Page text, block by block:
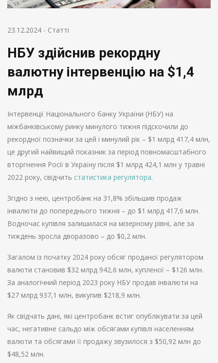
23.12.2024 - Статті
НБУ здійснив рекордну
валютну інтервенцію на $1,4
млрд
Інтервенції Національного банку України (НБУ) на
міжбанківському ринку минулого тижня підскочили до
рекордної позначки за цей і минулий рік – $1 млрд 417,4 млн,
це другий найвищий показник за період повномасштабного
вторгнення Росії в Україну після $1 млрд 424,1 млн у травні
2022 року, свідчить статистика регулятора.
Згідно з нею, центробанк на 31,8% збільшив продаж
інвалюти до попереднього тижня – до $1 млрд 417,6 млн.
Водночас купівля залишилася на мізерному рівні, але за
тиждень зросла дворазово – до $0,2 млн.
Загалом із початку 2024 року обсяг проданої регулятором
валюти становив $32 млрд 942,6 млн, купленої – $126 млн.
За аналогічний період 2023 року НБУ продав інвалюти на
$27 млрд 937,1 млн, викупив $218,9 млн.
Як свідчать дані, які центробанк встиг опублікувати за цей
час, негативне сальдо між обсягами купівлі населенням
валюти та обсягами її продажу звузилося з $50,92 млн до
$48,52 млн.